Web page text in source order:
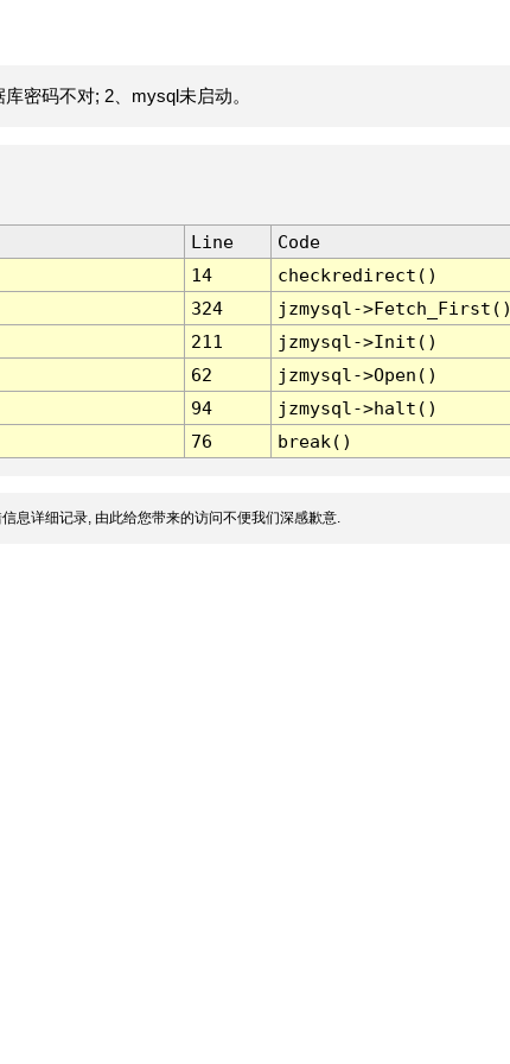
密码不对; 2、mysql未启动。
Line
Code
14
checkredirect()
324
jzmysql-
211
jzmysql->Init()
62
jzmysql->Open()
94
jzmysql->halt()
76 break()
息详细记录, 由此给您带来的访问不便我们深感歉意.